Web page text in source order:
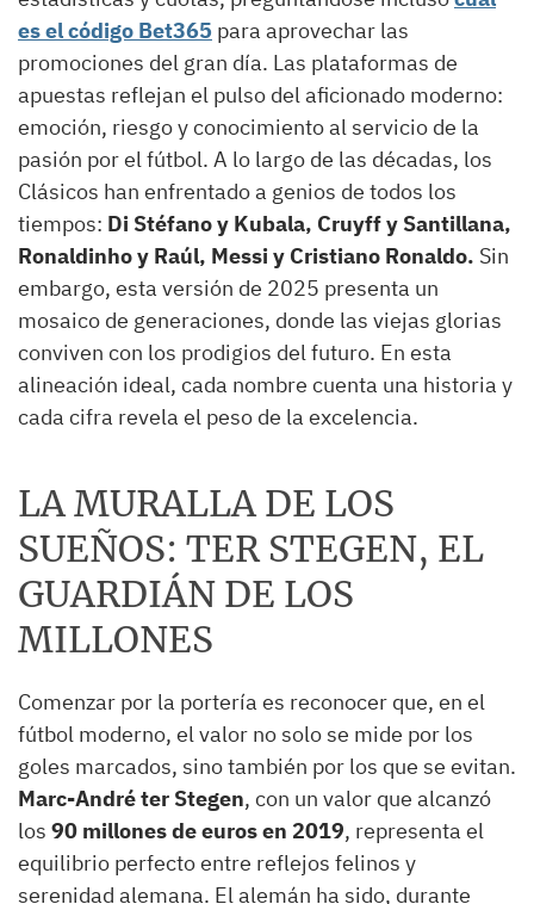
es el código Bet365 para aprovechar las
promociones del gran día. Las plataformas de
apuestas reflejan el pulso del aficionado moderno:
emoción, riesgo y conocimiento al servicio de la
pasión por el fútbol. A lo largo de las décadas, los
Clásicos han enfrentado a genios de todos los
tiempos: Di Stéfano y Kubala, Cruyff y Santillana,
Ronaldinho y Raúl, Messi y Cristiano Ronaldo. Sin
embargo, esta versión de 2025 presenta un
mosaico de generaciones, donde las viejas glorias
conviven con los prodigios del futuro. En esta
alineación ideal, cada nombre cuenta una historia y
cada cifra revela el peso de la excelencia.
LA MURALLA DE LOS
SUEÑOS: TER STEGEN, EL
GUARDIÁN DE LOS
MILLONES
Comenzar por la portería es reconocer que, en el
fútbol moderno, el valor no solo se mide por los
goles marcados, sino también por los que se evitan.
Marc-André ter Stegen, con un valor que alcanzó
los 90 millones de euros en 2019, representa el
equilibrio perfecto entre reflejos felinos y
serenidad alemana. El alemán ha sido, durante